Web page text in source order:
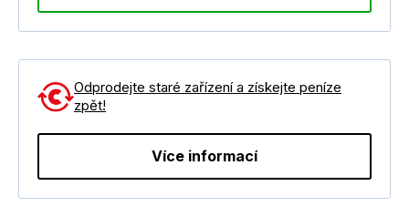
Odprodejte staré zařízení a získejte peníze
zpět!
Více informací